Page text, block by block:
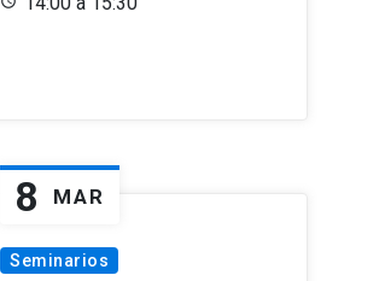
8 MAR
Seminarios